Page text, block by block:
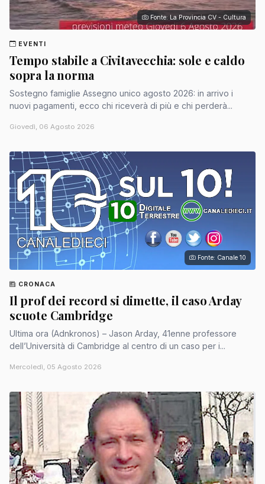
Fonte: La Provincia CV - Cultura
EVENTI
Tempo stabile a Civitavecchia: sole e caldo
sopra la norma
Sostegno famiglie Assegno unico agosto 2026: in arrivo i
nuovi pagamenti, ecco chi riceverà di più e chi perderà...
Giovedì, 06 Agosto 2026
Fonte: Canale 10
CRONACA
Il prof dei record si dimette, il caso Arday
scuote Cambridge
Ultima ora (Adnkronos) – Jason Arday, 41enne professore
dell’Università di Cambridge al centro di un caso per i...
Mercoledì, 05 Agosto 2026